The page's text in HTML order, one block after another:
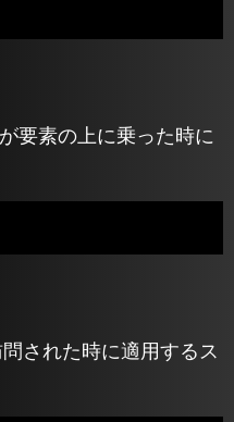
要素の上に乗った時に
された時に適用するス